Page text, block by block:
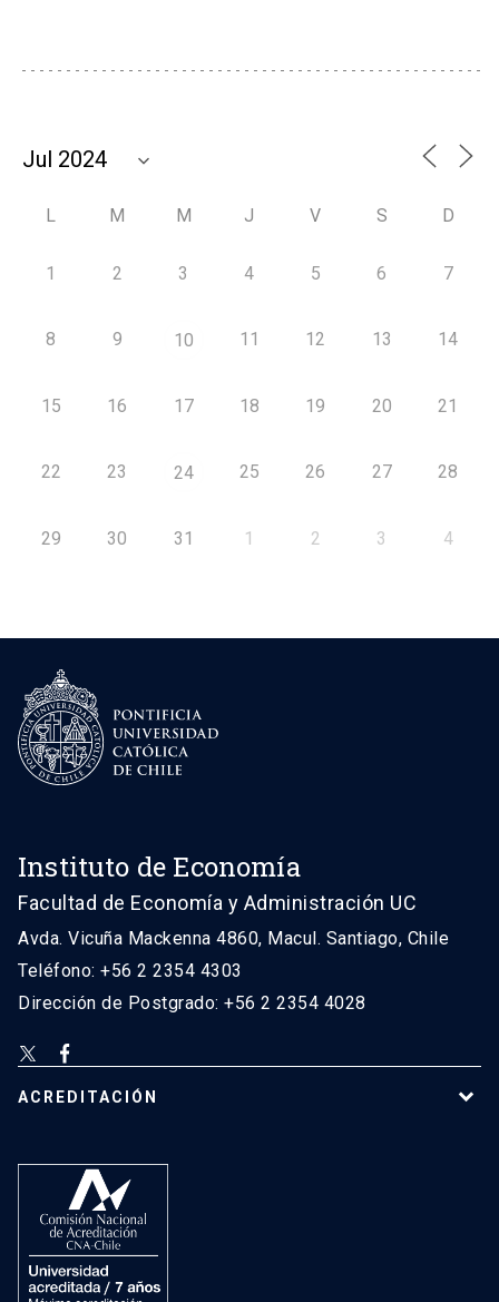
L M M J V S D
1 2 3 4 5 6 7
8 9 10 11 12 13 14
15 16 17 18 19 20 21
22 23 24 25 26 27 28
29 30 31 1 2 3 4
Instituto de Economía
Facultad de Economía y Administración UC
Avda. Vicuña Mackenna 4860, Macul. Santiago, Chile
Teléfono: +56 2 2354 4303
Dirección de Postgrado: +56 2 2354 4028
ACREDITACIÓN